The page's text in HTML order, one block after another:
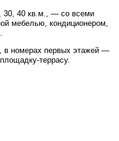
30, 40 кв.м., — со всеми
мебелью, кондиционером,
в номерах первых этажей —
террасу.